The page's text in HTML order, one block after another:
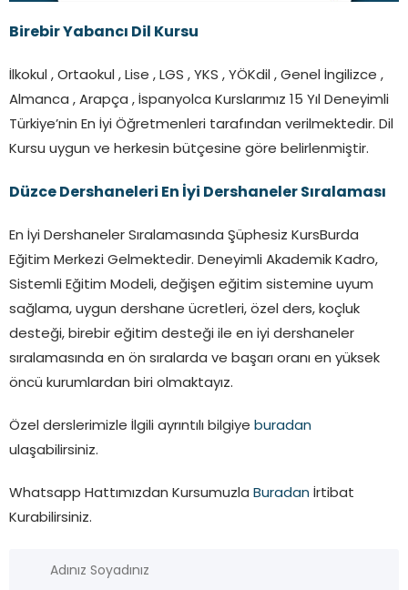
Birebir Yabancı Dil Kursu
İlkokul , Ortaokul , Lise , LGS , YKS , YÖKdil , Genel İngilizce ,
Almanca , Arapça , İspanyolca Kurslarımız 15 Yıl Deneyimli
Türkiye’nin En İyi Öğretmenleri tarafından verilmektedir. Dil
Kursu uygun ve herkesin bütçesine göre belirlenmiştir.
Düzce Dershaneleri En İyi Dershaneler Sıralaması
En İyi Dershaneler Sıralamasında Şüphesiz KursBurda
Eğitim Merkezi Gelmektedir. Deneyimli Akademik Kadro,
Sistemli Eğitim Modeli, değişen eğitim sistemine uyum
sağlama, uygun dershane ücretleri, özel ders, koçluk
desteği, birebir eğitim desteği ile en iyi dershaneler
sıralamasında en ön sıralarda ve başarı oranı en yüksek
öncü kurumlardan biri olmaktayız.
Özel derslerimizle İlgili ayrıntılı bilgiye buradan
ulaşabilirsiniz.
Whatsapp Hattımızdan Kursumuzla Buradan İrtibat
Kurabilirsiniz.